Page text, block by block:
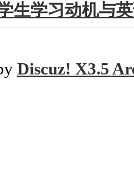
生学习动机与
Discuz! X3.5